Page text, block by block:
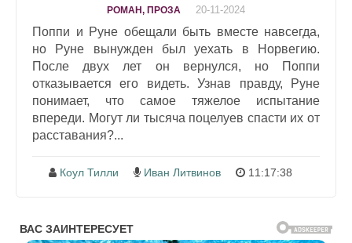
РОМАН, ПРОЗА 20-11-2024
Поппи и Руне обещали быть вместе навсегда,
но Руне вынужден был уехать в Норвегию.
После двух лет он вернулся, но Поппи
отказывается его видеть. Узнав правду, Руне
понимает, что самое тяжелое испытание
впереди. Могут ли тысяча поцелуев спасти их от
расставания?...
Коул Тилли Иван Литвинов 11:17:38